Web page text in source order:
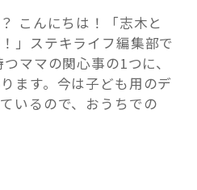
リノベ事例
こんにちは！「志木と
」ステキライフ編集部で
ママの関心事の1つに、
ます。今は子ども用のデ
いるので、おうちでの